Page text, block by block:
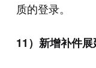
质的登录。
11）新增补件